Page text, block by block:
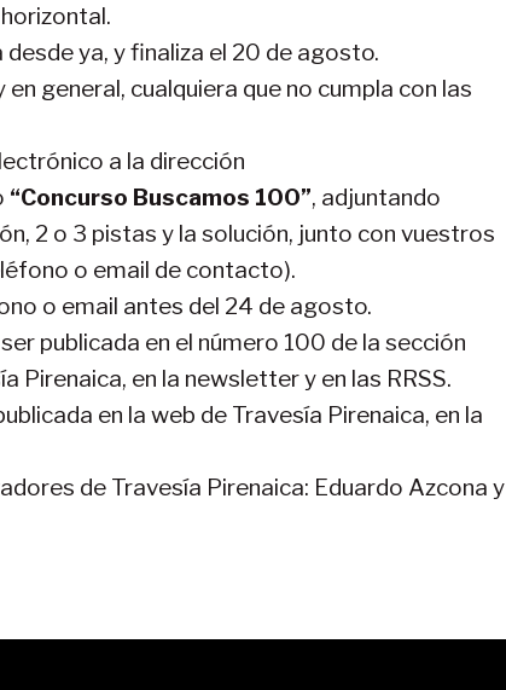
ya, y finaliza el 20 de agosto.
general, cualquiera que no cumpla con las
a la dirección
“Concurso Buscamos 100”, adjuntando
2 o 3 pistas y la solución, junto con vuestros
o email de contacto).
o email antes del 24 de agosto.
publicada en el número 100 de la sección
Pirenaica, en la newsletter y en las RRSS.
en la web de Travesía Pirenaica, en la
de Travesía Pirenaica: Eduardo Azcona y